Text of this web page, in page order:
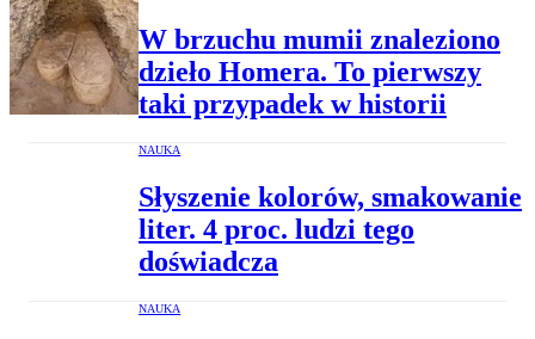
W brzuchu mumii znaleziono
dzieło Homera. To pierwszy
taki przypadek w historii
NAUKA
Słyszenie kolorów, smakowanie
liter. 4 proc. ludzi tego
doświadcza
NAUKA